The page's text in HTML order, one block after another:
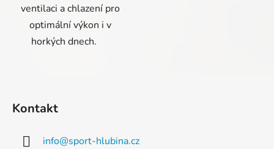
ventilaci a chlazení pro
optimální výkon i v
horkých dnech.
Kontakt
info@sport-hlubina.cz